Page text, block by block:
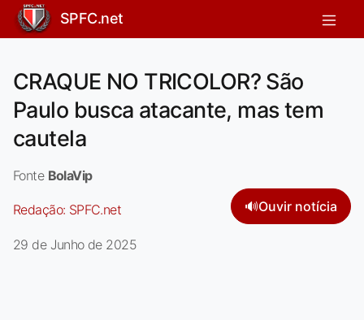
SPFC.net
CRAQUE NO TRICOLOR? São
Paulo busca atacante, mas tem
cautela
Fonte BolaVip
Redação: SPFC.net 🔊Ouvir notícia
29 de Junho de 2025